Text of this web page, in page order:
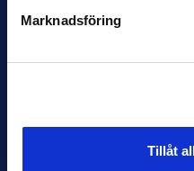
Marknadsföring
Tillåt
Helstrup ny
Inleder mot…